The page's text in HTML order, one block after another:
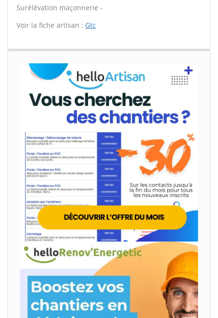
Surélévation maçonnerie -
Voir la fiche artisan : Gtc